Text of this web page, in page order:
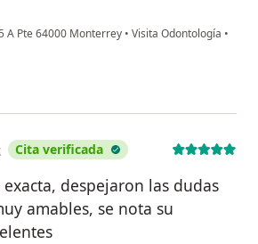
A Pte 64000 Monterrey • Visita Odontología •
Reyna
Cita verificada
despejaron las dudas
amables, se nota su